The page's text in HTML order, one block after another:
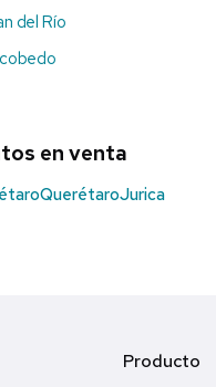
del Río
en venta
QuerétaroJurica
Producto